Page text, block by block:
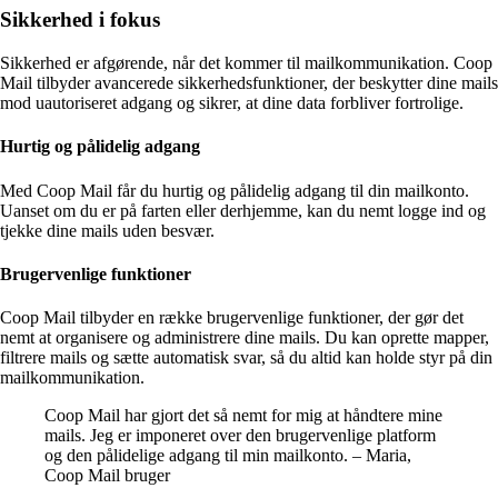
Sikkerhed i fokus
Sikkerhed er afgørende, når det kommer til mailkommunikation. Coop
Mail tilbyder avancerede sikkerhedsfunktioner, der beskytter dine mails
mod uautoriseret adgang og sikrer, at dine data forbliver fortrolige.
Hurtig og pålidelig adgang
Med Coop Mail får du hurtig og pålidelig adgang til din mailkonto.
Uanset om du er på farten eller derhjemme, kan du nemt logge ind og
tjekke dine mails uden besvær.
Brugervenlige funktioner
Coop Mail tilbyder en række brugervenlige funktioner, der gør det
nemt at organisere og administrere dine mails. Du kan oprette mapper,
filtrere mails og sætte automatisk svar, så du altid kan holde styr på din
mailkommunikation.
Coop Mail har gjort det så nemt for mig at håndtere mine
mails. Jeg er imponeret over den brugervenlige platform
og den pålidelige adgang til min mailkonto. – Maria,
Coop Mail bruger